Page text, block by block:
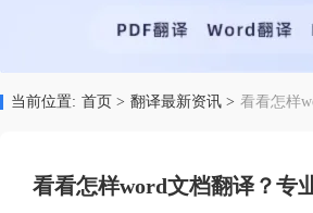
当前位置: 首页 > 翻译最新资讯 > 看看怎样
看看怎样word文档翻译？专